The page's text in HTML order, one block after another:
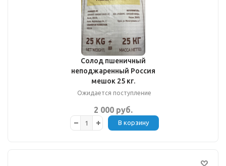
Солод пшеничный
неподжаренный Россия
мешок 25 кг.
Ожидается поступление
2 000 руб.
В корзину